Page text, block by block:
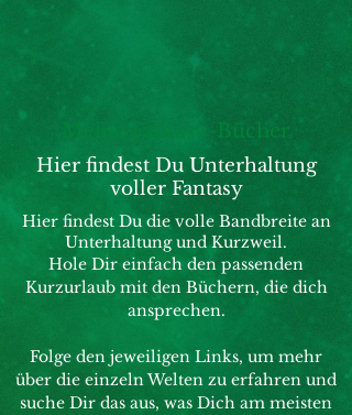
Meine Fantasy-Bücher
Hier findest Du Unterhaltung
voller Fantasy
Hier findest Du die volle Bandbreite an
Unterhaltung und Kurzweil.
Hole Dir einfach den passenden
Kurzurlaub mit den Büchern, die dich
ansprechen.
Folge den jeweiligen Links, um mehr
über die einzeln Welten zu erfahren und
suche Dir das aus, was Dich am meisten